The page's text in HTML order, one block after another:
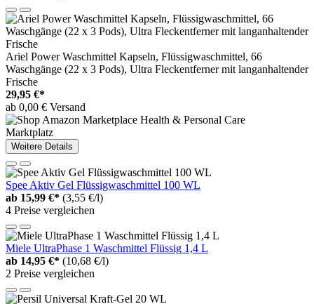
Ariel Power Waschmittel Kapseln, Flüssigwaschmittel, 66
Waschgänge (22 x 3 Pods), Ultra Fleckentferner mit langanhaltender
Frische
29,95 €*
ab 0,00 € Versand
Marktplatz
Weitere Details
Spee Aktiv Gel Flüssigwaschmittel 100 WL
ab 15,99 €* (3,55 €/l)
4 Preise vergleichen
Miele UltraPhase 1 Waschmittel Flüssig 1,4 L
ab 14,95 €* (10,68 €/l)
2 Preise vergleichen